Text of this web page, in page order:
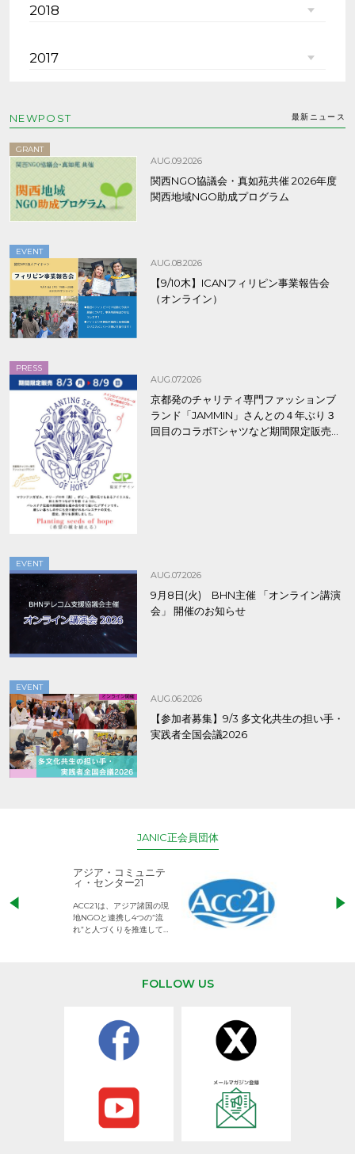
2018
2017
NEWPOST 最新ニュース
GRANT
AUG.09.2026
関西NGO協議会・真如苑共催 2026年度
関西地域NGO助成プログラム
EVENT
AUG.08.2026
【9/10木】ICANフィリピン事業報告会
（オンライン）
PRESS
AUG.07.2026
京都発のチャリティ専門ファッションブ
ランド「JAMMIN」さんとの４年ぶり３
回目のコラボTシャツなど期間限定販売、
EVENT
AUG.07.2026
9月8日(火) BHN主催 「オンライン講演
会」 開催のお知らせ
EVENT
AUG.06.2026
【参加者募集】9/3 多文化共生の担い手・
実践者全国会議2026
JANIC正会員団体
アジア・コミュニテ
ィ・センター21
ACC21は、アジア諸国の現
地NGOと連携し4つの“流
れ”と人づくりを推進してい
児童労働のない
権利が守られた
FOLLOW US